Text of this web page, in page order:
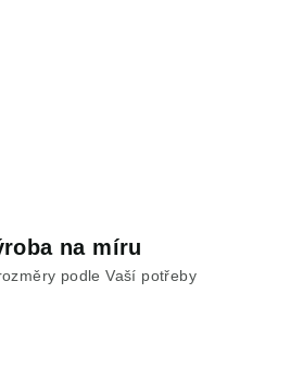
na míru
podle Vaší potřeby